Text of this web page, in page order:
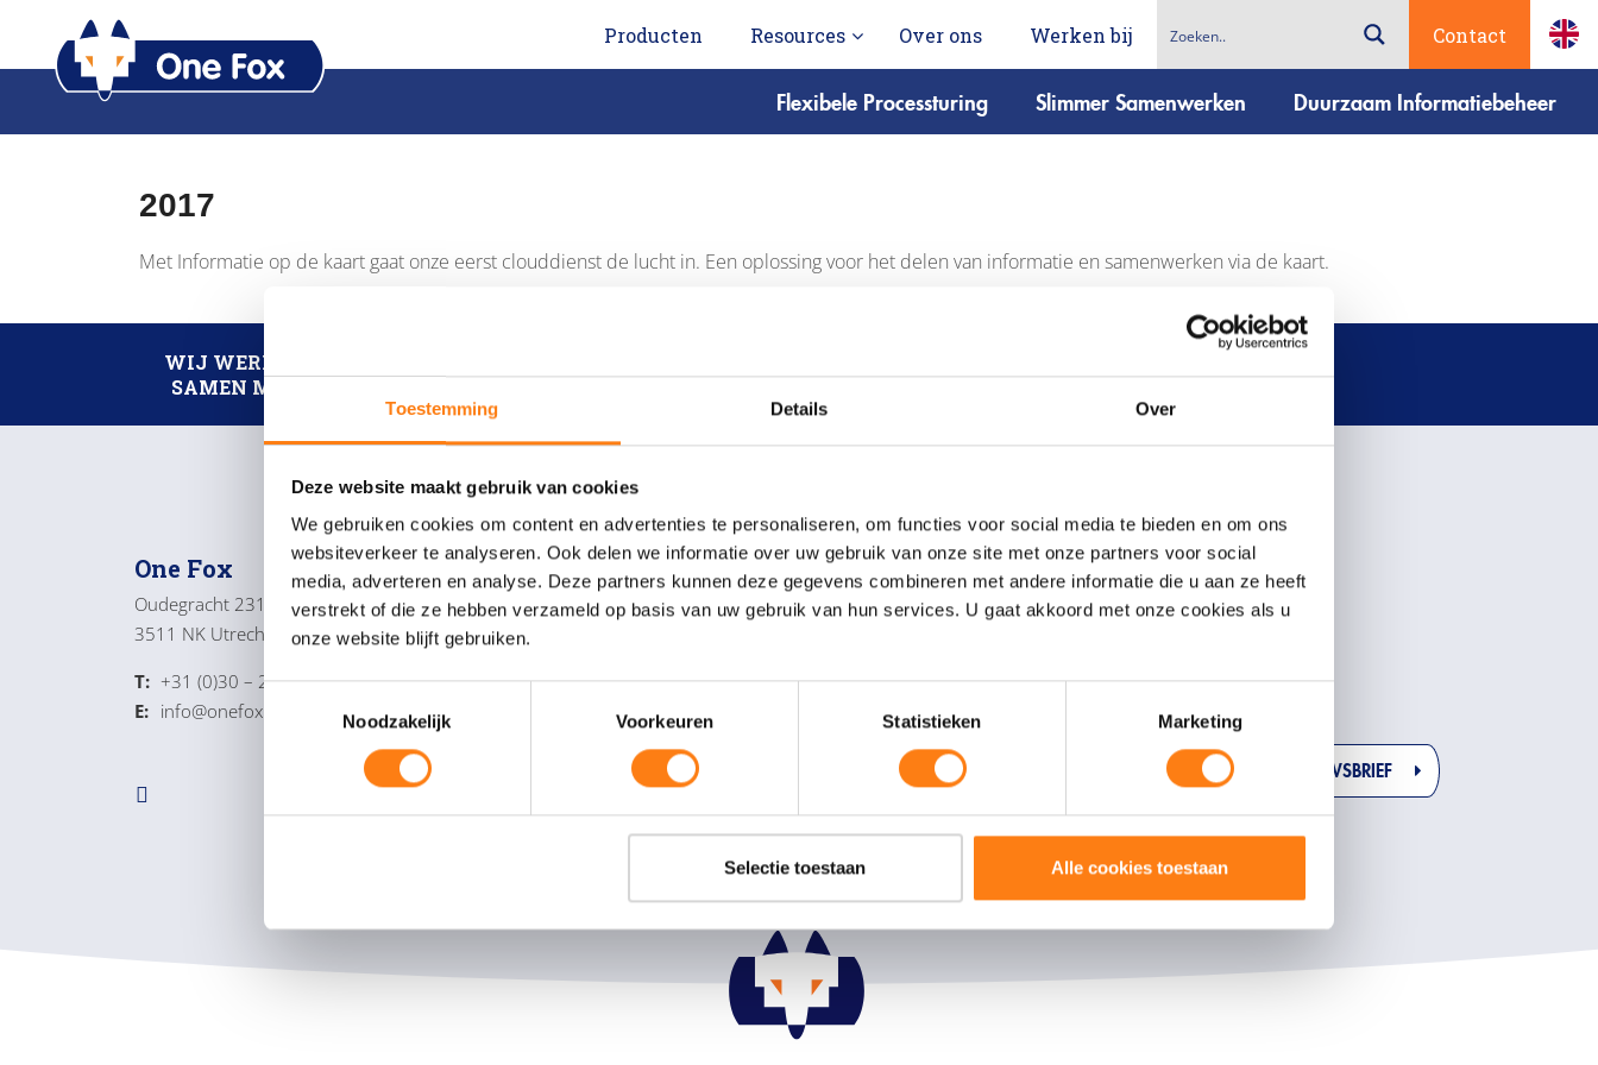
Toestemming Details Over
Deze website maakt gebruik van cookies
We gebruiken cookies om content en advertenties te personaliseren, om functies voor social media te bieden en om ons
websiteverkeer te analyseren. Ook delen we informatie over uw gebruik van onze site met onze partners voor social
media, adverteren en analyse. Deze partners kunnen deze gegevens combineren met andere informatie die u aan ze heeft
verstrekt of die ze hebben verzameld op basis van uw gebruik van hun services. U gaat akkoord met onze cookies als u
onze website blijft gebruiken.
T
i
Noodzakelijk Voorkeuren Statistieken Marketing
Selectie toestaan Alle cookies toestaan
Producten Resources Over ons Werken bij Contact
Flexibele Processturing Slimmer Samenwerken Duurzaam Informatiebeheer
2017
Met Informatie op de kaart gaat onze eerst clouddienst de lucht in. Een oplossing voor het delen van informatie en samenwerken via de kaart.
WIJ WERKEN
SAMEN MET
One Fox
Oudegracht 231
3511 NK Utrecht
T: +31 (0)30 – 232 4350
E: info@onefox.nl
Algemeen
Over ons
Werken bij
Thema’s
Flexibele Processturing
Producten
OpenText eDOCS
OpenText Process Suite
Microsoft Office 365
Resources
Projecten
INSCHRIJVEN NIEUWSBRIEF